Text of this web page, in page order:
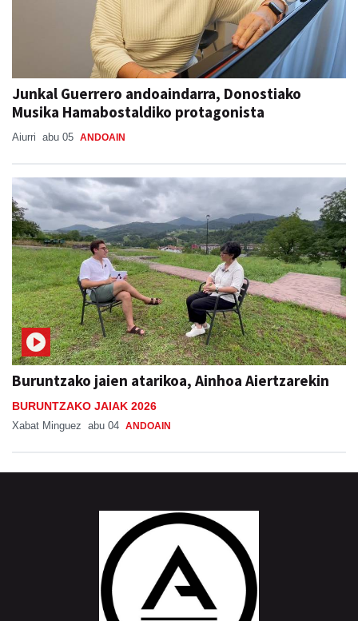
Junkal Guerrero andoaindarra, Donostiako
Musika Hamabostaldiko protagonista
Aiurri abu 05 ANDOAIN
Buruntzako jaien atarikoa, Ainhoa Aiertzarekin
BURUNTZAKO JAIAK 2026
Xabat Minguez abu 04 ANDOAIN